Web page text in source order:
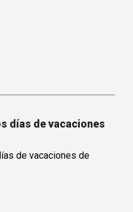
días de vacaciones